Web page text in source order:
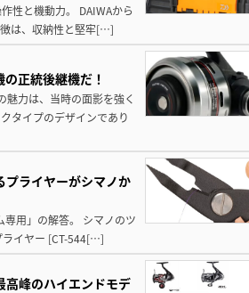
性と機動力。 DAIWAから
は、収納性と堅牢[…]
正統後継機だ！
魅力は、当時の面影を強く
タイプのデザインであり
プライヤーがシマノか
用」の解答。 シマノのツ
ライヤー [CT-544[…]
高峰のハイエンドモデ